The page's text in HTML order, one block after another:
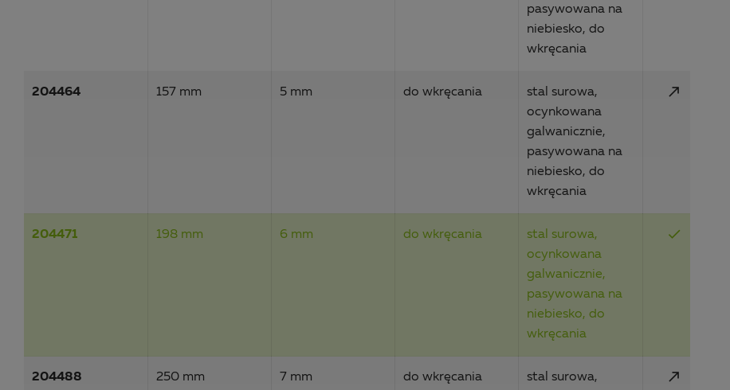
pasywowana na
niebiesko, do
wkręcania
204464 157 mm 5 mm do wkręcania
stal surowa,
ocynkowana
galwanicznie,
pasywowana na
niebiesko, do
wkręcania
call_made
204471 198 mm 6 mm do wkręcania
stal surowa,
ocynkowana
galwanicznie,
pasywowana na
niebiesko, do
wkręcania
done
204488 250 mm 7 mm do wkręcania
stal surowa,
call_made